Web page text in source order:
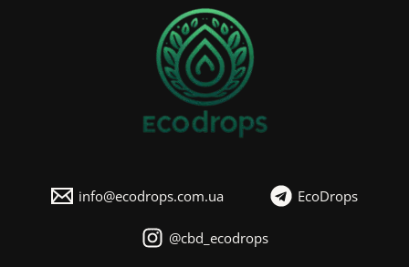
info@ecodrops.com.ua EcoDrops
@cbd_ecodrops